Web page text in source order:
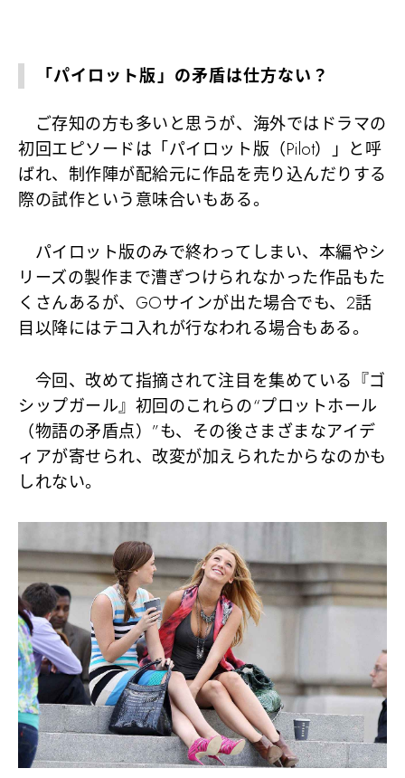
「パイロット版」の矛盾は仕方ない？
ご存知の方も多いと思うが、海外ではドラマの
初回エピソードは「パイロット版（Pilot）」と呼
ばれ、制作陣が配給元に作品を売り込んだりする
際の試作という意味合いもある。
パイロット版のみで終わってしまい、本編やシ
リーズの製作まで漕ぎつけられなかった作品もた
くさんあるが、GOサインが出た場合でも、2話
目以降にはテコ入れが行なわれる場合もある。
今回、改めて指摘されて注目を集めている『ゴ
シップガール』初回のこれらの“プロットホール
（物語の矛盾点）”も、その後さまざまなアイデ
ィアが寄せられ、改変が加えられたからなのかも
しれない。